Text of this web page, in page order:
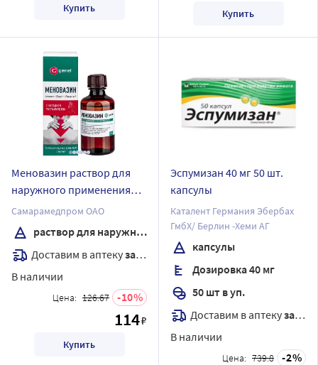
Купить Купить
Меновазин раствор для
наружного применения
спиртовой полимер 50 мл
комплектность насадка
распылительная флакон
Самарамедпром ОАО
раствор для наружного применения спиртовой
Доставим в аптекузавтра
В наличии
Цена: 126.67 10
114₽
Купить
Эспумизан 40 мг 50 шт.
капсулы
Каталент Германия Эбербах
ГмбХ/ Берлин -Хеми АГ
капсулы
Дозировка 40 мг
50 шт в уп.
Доставим в аптекузавтра
В наличии
Цена: 739.8 2